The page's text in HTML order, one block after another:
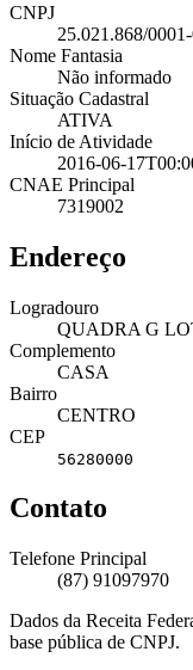
CNPJ
25.021.868/
Nome Fantasia
Não informado
Situação Cadastral
ATIVA
Início de Atividade
2016-06-
CNAE Principal
7319002
Endereço
Logradouro
QUADRA G
Complemento
CASA
Bairro
CENTRO
CEP
56280000
Contato
Telefone Principal
(87) 91097970
Dados da Receita
base pública de CNPJ.